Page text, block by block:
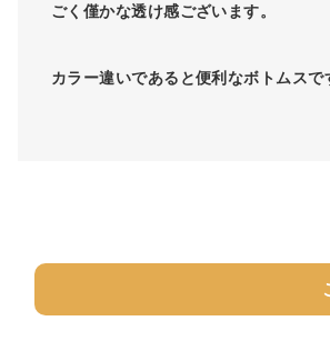
ごく僅かな透け感ございます。
カラー違いであると便利なボトムスで